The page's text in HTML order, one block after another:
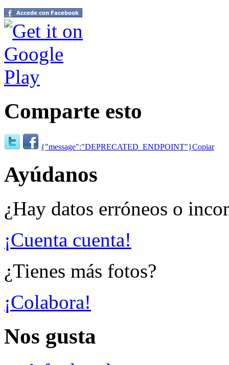
Comparte esto
{"message":"DEPRECATED_ENDPOINT"}Copiar
Ayúdanos
¿Hay datos erróneos o
¡Cuenta cuenta!
¿Tienes más fotos?
¡Colabora!
Nos gusta